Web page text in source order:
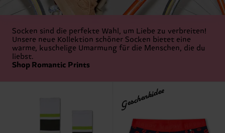
Socken sind die perfekte Wahl, um Liebe zu verbreiten!
Unsere neue Kollektion schöner Socken bietet eine
warme, kuschelige Umarmung für die Menschen, die du
liebst.
Shop Romantic Prints
Geschenkidee